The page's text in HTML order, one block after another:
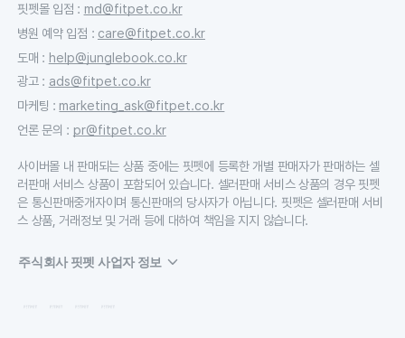
핏펫몰 입점 : md@fitpet.co.kr
병원 예약 입점 : care@fitpet.co.kr
도매 : help@junglebook.co.kr
광고: ads@fitpet.co.kr
마케팅 : marketing_ask@fitpet.co.kr
언론 문의 : pr@fitpet.co.kr
사이버몰 내 판매되는 상품 중에는 핏펫에 등록한 개별 판매자가 판매하는 셀
러판매 서비스 상품이 포함되어 있습니다. 셀러판매 서비스 상품의 경우 핏펫
은 통신판매중개자이며 통신판매의 당사자가 아닙니다. 핏펫은 셀러판매 서비
스 상품, 거래정보 및 거래 등에 대하여 책임을 지지 않습니다.
주식회사 핏펫 사업자 정보